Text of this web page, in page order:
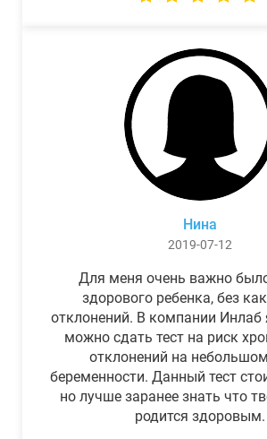
Нина
2019-07-12
Для меня очень важно
здорового ребенка, без
отклонений. В компании Инлаб
можно сдать тест на риск
отклонений на
беременности. Данный тест
но лучше заранее знать что
родится здоровым.